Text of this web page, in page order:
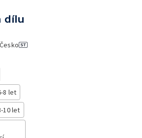
dílu
Česko
8 let
10 let